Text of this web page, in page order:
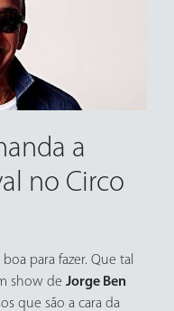
a
no Circo
para fazer. Que tal
show de Jorge Ben
que são a cara da